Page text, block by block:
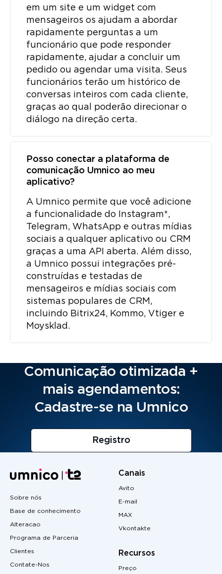
em um site e um widget com
mensageiros os ajudam a abordar
rapidamente perguntas a um
funcionário que pode responder
rapidamente, ajudar a concluir um
pedido ou agendar uma visita. Seus
funcionários terão um histórico de
conversas inteiros com cada cliente,
graças ao qual poderão direcionar o
diálogo na direção certa.
Posso conectar a plataforma de
comunicação Umnico ao meu
aplicativo?
A Umnico permite que você adicione
a funcionalidade do Instagram*,
Telegram, WhatsApp e outras mídias
sociais a qualquer aplicativo ou CRM
graças a uma API aberta. Além disso,
a Umnico possui integrações pré-
construídas e testadas de
mensageiros e mídias sociais com
sistemas populares de CRM,
incluindo Bitrix24, Kommo, Vtiger e
Moysklad.
Comunicação otimizada +
mais agendamentos:
Cadastre-se na Umnico
Registro
Sobre nós
Base de conhecimento
Alteracao
Programa de Parceria
Clientes
Contate-Nos
Canais
Avito
E-mail
MAX
Vkontakte
Recursos
Preço